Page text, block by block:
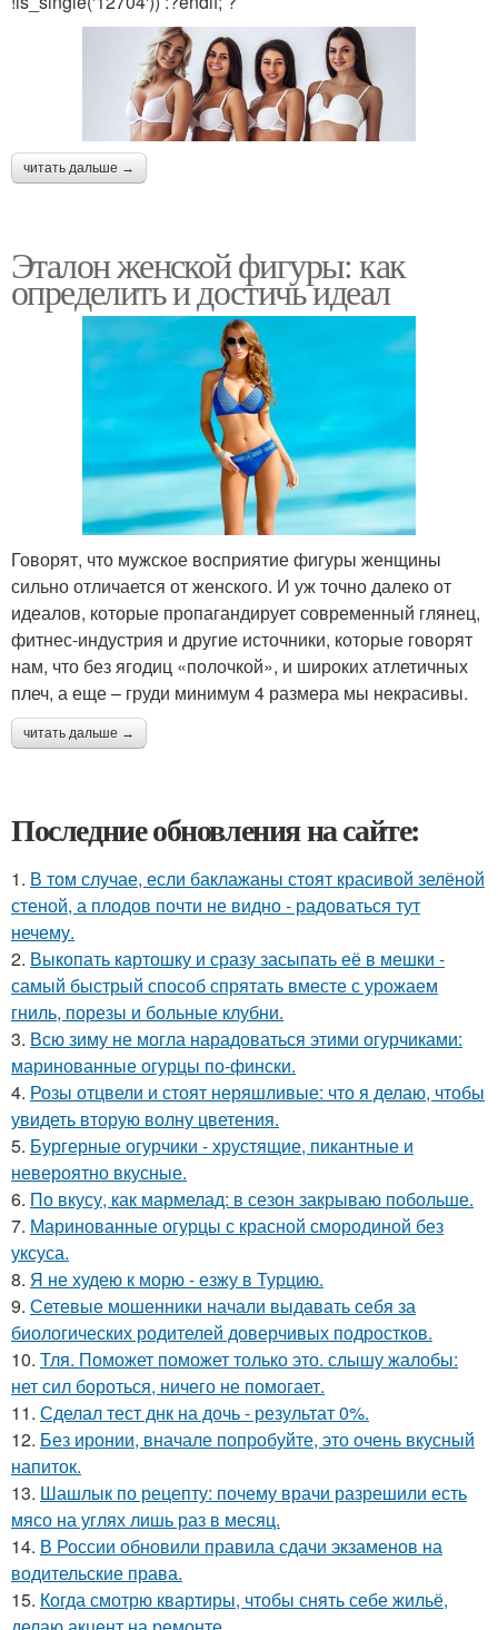
читать дальше →
Эталон женской фигуры: как
определить и достичь идеал
Говорят, что мужское восприятие фигуры женщины
сильно отличается от женского. И уж точно далеко от
идеалов, которые пропагандирует современный глянец,
фитнес-индустрия и другие источники, которые говорят
нам, что без ягодиц «полочкой», и широких атлетичных
плеч, а еще – груди минимум 4 размера мы некрасивы.
читать дальше →
Последние обновления на сайте:
1. В том случае, если баклажаны стоят красивой зелёной
стеной, а плодов почти не видно - радоваться тут
нечему.
2. Выкопать картошку и сразу засыпать её в мешки -
самый быстрый способ спрятать вместе с урожаем
гниль, порезы и больные клубни.
3. Всю зиму не могла нарадоваться этими огурчиками:
маринованные огурцы по-фински.
4. Розы отцвели и стоят неряшливые: что я делаю, чтобы
увидеть вторую волну цветения.
5. Бургерные огурчики - хрустящие, пикантные и
невероятно вкусные.
6. По вкусу, как мармелад: в сезон закрываю побольше.
7. Маринованные огурцы с красной смородиной без
уксуса.
8. Я не худею к морю - езжу в Турцию.
9. Сетевые мошенники начали выдавать себя за
биологических родителей доверчивых подростков.
10. Тля. Поможет поможет только это. слышу жалобы:
нет сил бороться, ничего не помогает.
11. Сделал тест днк на дочь - результат 0%.
12. Без иронии, вначале попробуйте, это очень вкусный
напиток.
13. Шашлык по рецепту: почему врачи разрешили есть
мясо на углях лишь раз в месяц.
14. В России обновили правила сдачи экзаменов на
водительские права.
15. Когда смотрю квартиры, чтобы снять себе жильё,